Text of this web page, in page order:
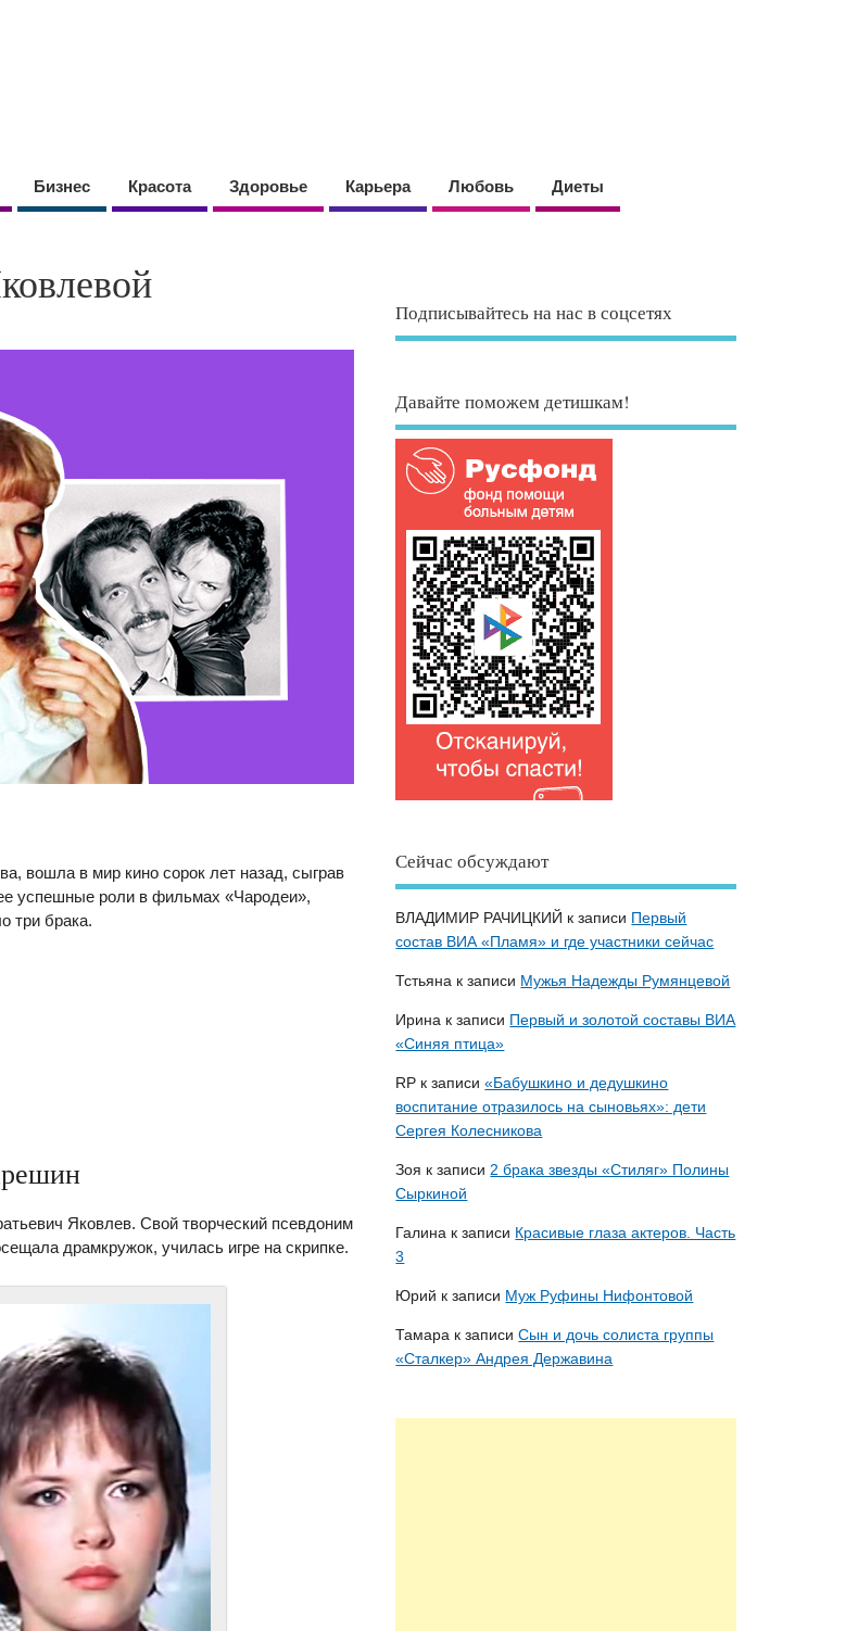
Бизнес Красота Здоровье Карьера Любовь Диеты
вошла в мир кино сорок лет назад, сыграв
успешные роли в фильмах «Чародеи»,
три брака.
Яковлев. Свой творческий псевдоним
драмкружок, училась игре на скрипке.
Подписывайтесь на нас в соцсетях
Давайте поможем детишкам!
Сейчас обсуждают
ВЛАДИМИР РАЧИЦКИЙ к записи Первый
состав ВИА «Пламя» и где участники сейчас
Тстьяна к записи Мужья Надежды Румянцевой
Ирина к записи Первый и золотой составы ВИА
«Синяя птица»
RP к записи«Бабушкино и дедушкино
воспитание отразилось на сыновьях»: дети
Сергея Колесникова
Зоя к записи 2 брака звезды «Стиляг» Полины
Сыркиной
Галина к записи Красивые глаза актеров. Часть
3
Юрий к записи Муж Руфины Нифонтовой
Тамара к записиСын и дочь солиста группы
«Сталкер» Андрея Державина